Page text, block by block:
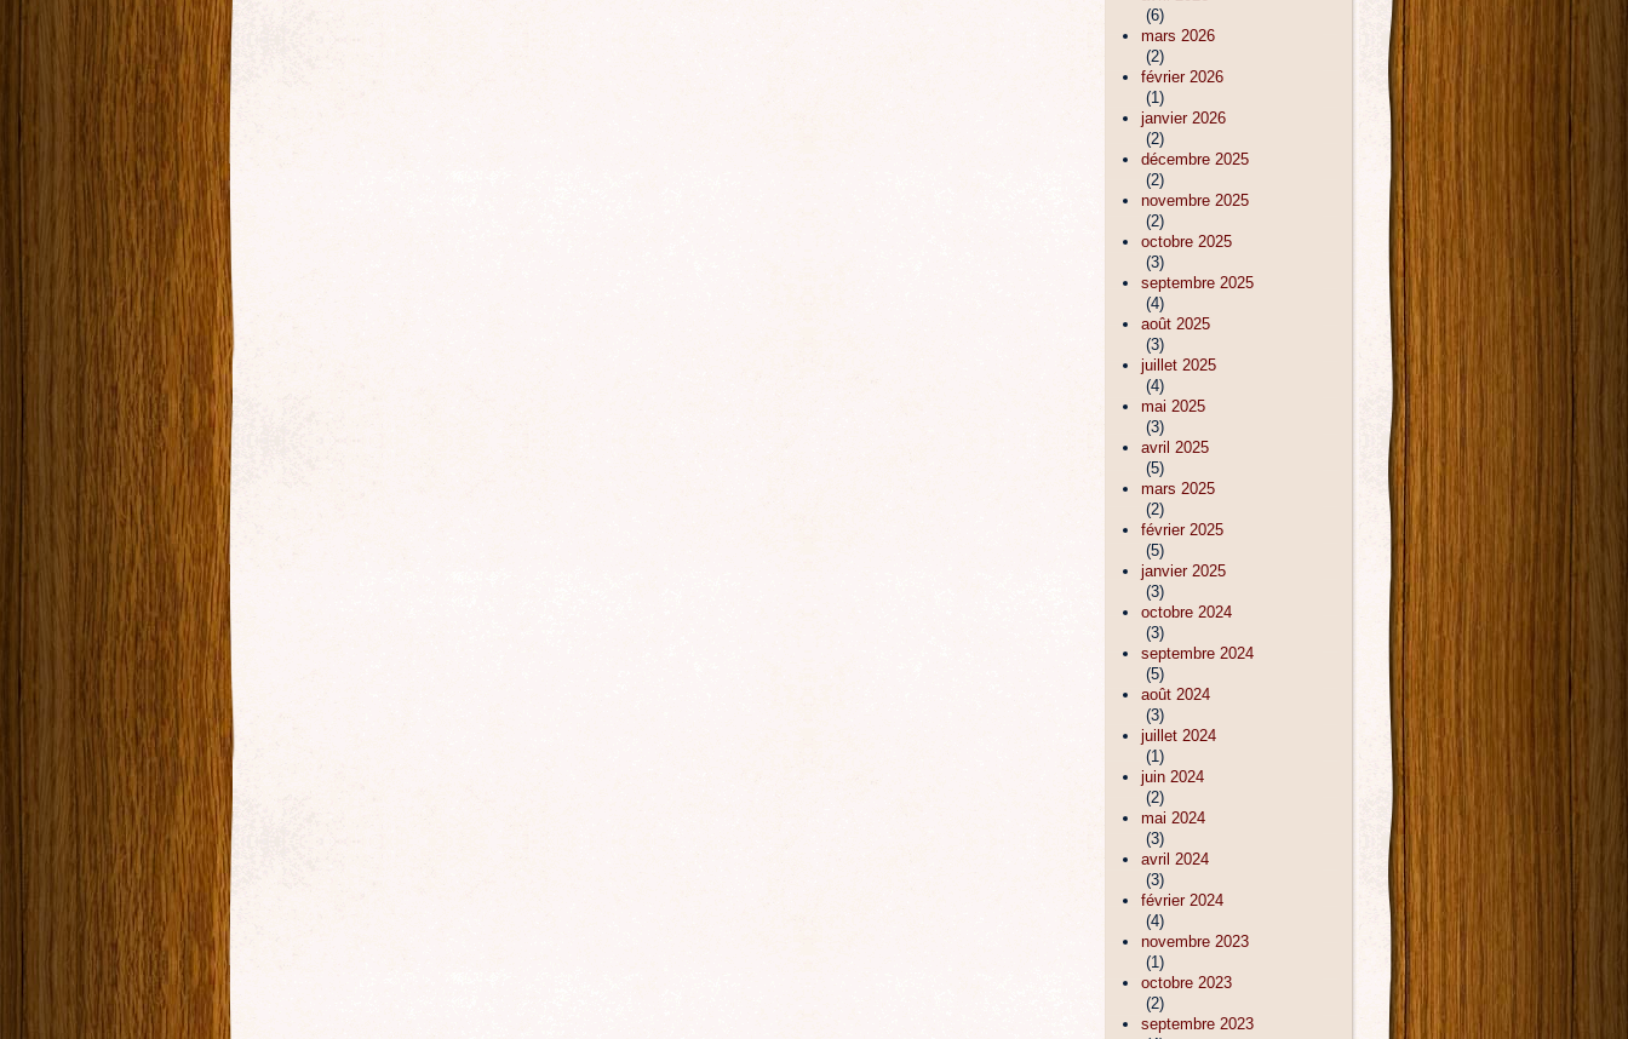
(6)
mars 2026
(2)
février 2026
(1)
janvier 2026
(2)
décembre 2025
(2)
novembre 2025
(2)
octobre 2025
(3)
septembre 2025
(4)
août 2025
(3)
juillet 2025
(4)
mai 2025
(3)
avril 2025
(5)
mars 2025
(2)
février 2025
(5)
janvier 2025
(3)
octobre 2024
(3)
septembre 2024
(5)
août 2024
(3)
juillet 2024
(1)
juin 2024
(2)
mai 2024
(3)
avril 2024
(3)
février 2024
(4)
novembre 2023
(1)
octobre 2023
(2)
septembre 2023